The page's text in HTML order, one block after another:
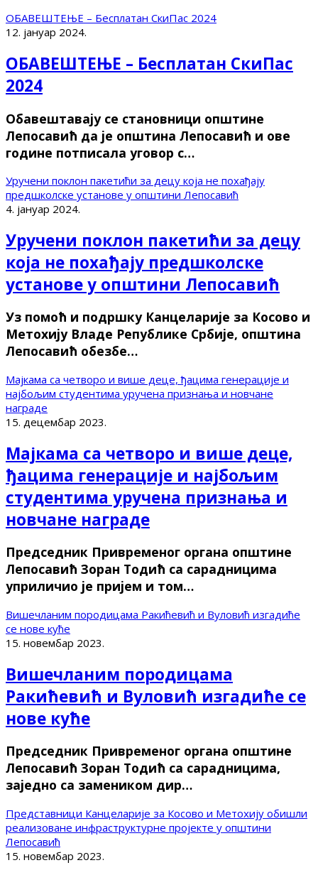
ОБАВЕШТЕЊЕ – Бесплатан СкиПас 2024
12. јануар 2024.
ОБАВЕШТЕЊЕ – Бесплатан СкиПас
2024
Обавештавају се становници општине
Лепосавић да је општина Лепосавић и ове
године потписала уговор с…
Уручени поклон пакетићи за децу која не похађају
предшколске установе у општини Лепосавић
4. јануар 2024.
Уручени поклон пакетићи за децу
која не похађају предшколске
установе у општини Лепосавић
Уз помоћ и подршку Канцеларије за Косово и
Метохију Владе Републике Србије, општина
Лепосавић обезбе…
Мајкама са четворо и више деце, ђацима генерације и
најбољим студентима уручена признања и новчане
награде
15. децембар 2023.
Мајкама са четворо и више деце,
ђацима генерације и најбољим
студентима уручена признања и
новчане награде
Председник Привременог органа општине
Лепосавић Зоран Тодић са сарадницима
уприличио је пријем и том…
Вишечланим породицама Ракићевић и Вуловић изгадиће
се нове куће
15. новембар 2023.
Вишечланим породицама
Ракићевић и Вуловић изгадиће се
нове куће
Председник Привременог органа општине
Лепосавић Зоран Тодић са сарадницима,
заједно са замеником дир…
Представници Канцеларије за Косово и Метохију обишли
реализоване инфраструктурне пројекте у општини
Лепосавић
15. новембар 2023.